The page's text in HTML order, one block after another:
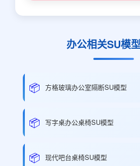
办公相关SU模
📦 方格玻璃办公室隔断SU模型
📦 写字桌办公桌椅SU模型
📦 现代吧台桌椅SU模型